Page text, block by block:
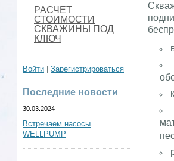
РАСЧЕТ
СТОИМОСТИ
СКВАЖИНЫ ПОД
КЛЮЧ
Войти Зарегистрироваться
Последние новости
30.03.2024
Встречаем насосы
WELLPUMP